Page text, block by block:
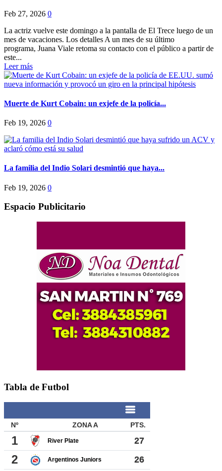
Feb 27, 2026 0
La actriz vuelve este domingo a la pantalla de El Trece luego de un
mes de vacaciones. Los detalles A un mes de su último
programa, Juana Viale retoma su contacto con el público a partir de
este...
Leer más
Muerte de Kurt Cobain: un exjefe de la policía...
Feb 19, 2026 0
La familia del Indio Solari desmintió que haya...
Feb 19, 2026 0
Espacio Publicitario
Tabla de Futbol